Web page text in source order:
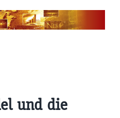
und die